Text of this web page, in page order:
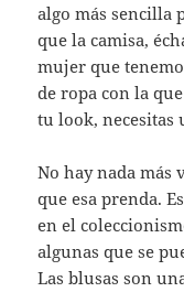
algo más sencilla
que la camisa,
mujer que
de ropa con la
tu look, necesitas
No hay nada más
que esa prenda.
en el
algunas que se
Las blusas son